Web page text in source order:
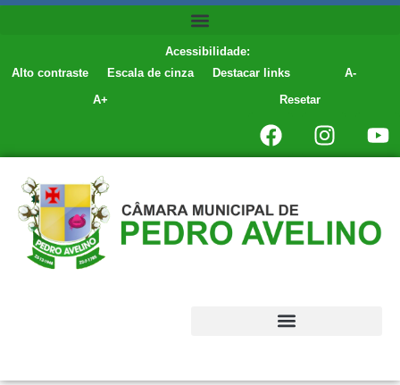
conteúdo
Acessibilidade:
Alto contraste
Escala de cinza Destacar links
A-
A+
Resetar